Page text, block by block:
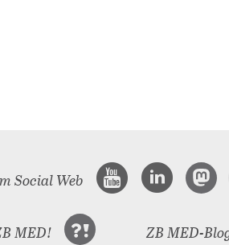
Social Web
MED! ZB MED-